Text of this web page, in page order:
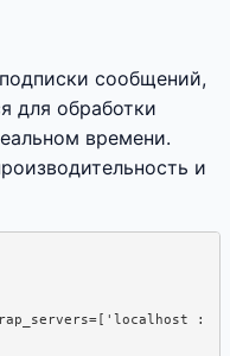
сообщений,
для обработки
времени.
и
: